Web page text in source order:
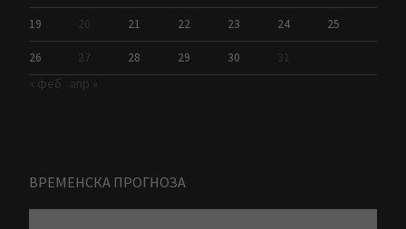
19 20 21 22 23 24 25
26 27 28 29 30
31
« феб
апр »
ВРЕМЕНСКА ПРОГНОЗА